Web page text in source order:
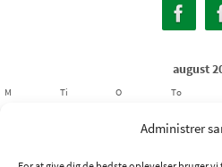
Administrer
august
M Ti O To